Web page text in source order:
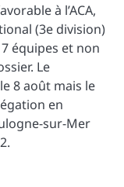
à l’ACA,
(3e division)
équipes et non
Le
8 août mais le
en
sur-Mer